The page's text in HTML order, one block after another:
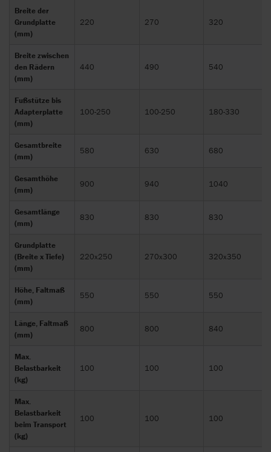
Breite der
Grundplatte
(mm)
220 270 320
Breite zwischen
den Rädern
(mm)
440 490 540
Fußstütze bis
Adapterplatte
(mm)
100-250 100-250 180-330
Gesamtbreite
(mm)
580 630 680
Gesamthöhe
(mm)
900 940 1040
Gesamtlänge
(mm)
830 830 830
Grundplatte
(Breite x Tiefe)
(mm)
220x250 270x300 320x350
Höhe, Faltmaß
(mm)
550 550 550
Länge, Faltmaß
(mm)
800 800 840
Max.
Belastbarkeit
(kg)
100 100 100
Max.
Belastbarkeit
beim Transport
(kg)
100 100 100